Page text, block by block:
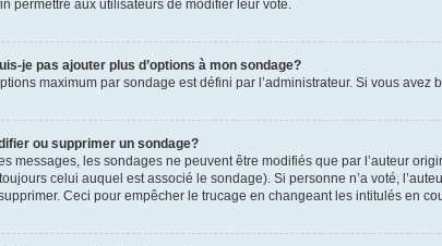
permettre aux utilisateurs de modifier leur vote.
je pas ajouter plus d’options à mon sondage?
maximum par sondage est défini par l’administrateur. Si vous avez
ou supprimer un sondage?
messages, les sondages ne peuvent être modifiés que par l’auteur
celui auquel est associé le sondage). Si personne n’a voté,
Ceci pour empêcher le trucage en changeant les intitulés en